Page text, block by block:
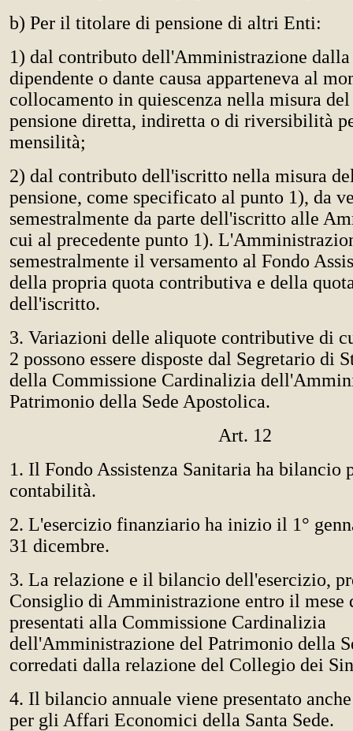
b) Per il titolare di pensione di altri Enti:
1) dal contributo dell'Amministrazione
dipendente o dante causa apparteneva al
collocamento in quiescenza nella misura
pensione diretta, indiretta o di riversibilità
mensilità;
2) dal contributo dell'iscritto nella misura
pensione, come specificato al punto 1), da
semestralmente da parte dell'iscritto alle
cui al precedente punto 1).
semestralmente il versamento al Fondo
della propria quota contributiva e della
dell'iscritto.
3. Variazioni delle aliquote contributive di
2 possono essere disposte dal Segretario di
della Commissione Cardinalizia
Patrimonio della Sede Apostolica.
Art. 12
1. Il Fondo Assistenza Sanitaria ha bilancio
contabilità.
2. L'esercizio finanziario ha inizio il 1°
31 dicembre.
3. La relazione e il bilancio dell'esercizio,
Consiglio di Amministrazione entro il mese
presentati alla Commissione Cardinalizia
dell'Amministrazione del Patrimonio della
corredati dalla relazione del Collegio dei
4. Il bilancio annuale viene presentato
per gli Affari Economici della Santa Sede.